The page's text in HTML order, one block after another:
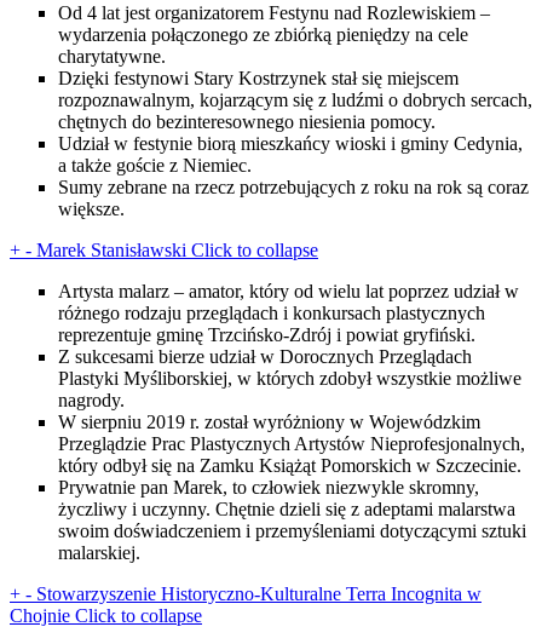
Od 4 lat jest organizatorem Festynu nad Rozlewiskiem –
wydarzenia połączonego ze zbiórką pieniędzy na cele
charytatywne.
Dzięki festynowi Stary Kostrzynek stał się miejscem
rozpoznawalnym, kojarzącym się z ludźmi o dobrych sercach,
chętnych do bezinteresownego niesienia pomocy.
Udział w festynie biorą mieszkańcy wioski i gminy Cedynia,
a także goście z Niemiec.
Sumy zebrane na rzecz potrzebujących z roku na rok są coraz
większe.
+ - Marek Stanisławski Click to collapse
Artysta malarz – amator, który od wielu lat poprzez udział w
różnego rodzaju przeglądach i konkursach plastycznych
reprezentuje gminę Trzcińsko-Zdrój i powiat gryfiński.
Z sukcesami bierze udział w Dorocznych Przeglądach
Plastyki Myśliborskiej, w których zdobył wszystkie możliwe
nagrody.
W sierpniu 2019 r. został wyróżniony w Wojewódzkim
Przeglądzie Prac Plastycznych Artystów Nieprofesjonalnych,
który odbył się na Zamku Książąt Pomorskich w Szczecinie.
Prywatnie pan Marek, to człowiek niezwykle skromny,
życzliwy i uczynny. Chętnie dzieli się z adeptami malarstwa
swoim doświadczeniem i przemyśleniami dotyczącymi sztuki
malarskiej.
+ - Stowarzyszenie Historyczno-Kulturalne Terra Incognita w
Chojnie Click to collapse